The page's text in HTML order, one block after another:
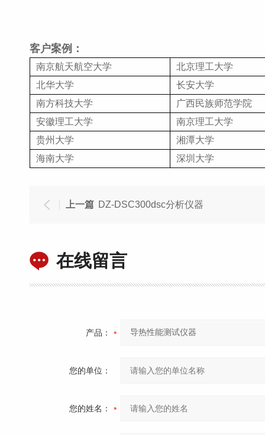
客户案例：
南京航天航空大学
北京理
北华大学
长安大学
南方科技大学
广西民族师范学院
安徽理工大学
南京理工大学
贵州大学
湘潭大学
海南大学
深圳大学
上一篇 DZ-DSC300dsc分析仪器
在线留言
产品：
您的单位：
您的姓名：